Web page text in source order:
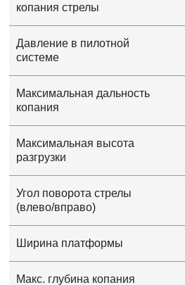
копания стрелы
Давление в пилотной
системе
Максимальная дальность
копания
Максимальная высота
разгрузки
Угол поворота стрелы
(влево/вправо)
Ширина платформы
Макс. глубина копания